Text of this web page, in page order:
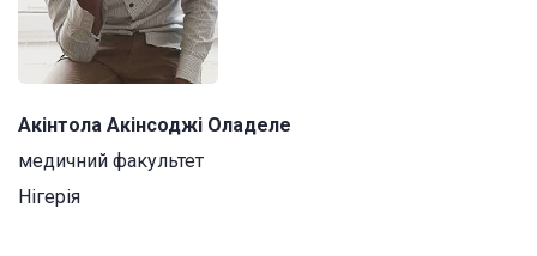
Акінтола Акінсоджі Оладеле
медичний факультет
Нігерія